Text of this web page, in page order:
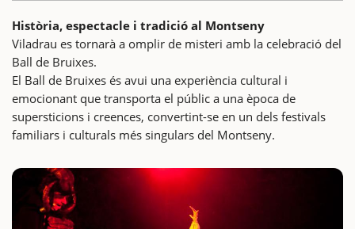
Història, espectacle i tradició al Montseny
Viladrau es tornarà a omplir de misteri amb la celebració del
Ball de Bruixes.
El Ball de Bruixes és avui una experiència cultural i
emocionant que transporta el públic a una època de
supersticions i creences, convertint-se en un dels festivals
familiars i culturals més singulars del Montseny.